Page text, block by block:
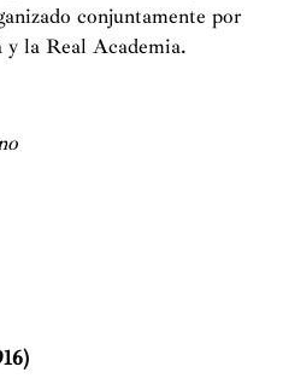
conjuntamente por
la Real Academia.